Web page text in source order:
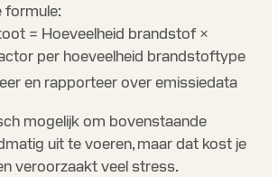
formule:
= Hoeveelheid brandstof ×
per hoeveelheid brandstoftype
en rapporteer over emissiedata
mogelijk om bovenstaande
uit te voeren, maar dat kost je
veroorzaakt veel stress.